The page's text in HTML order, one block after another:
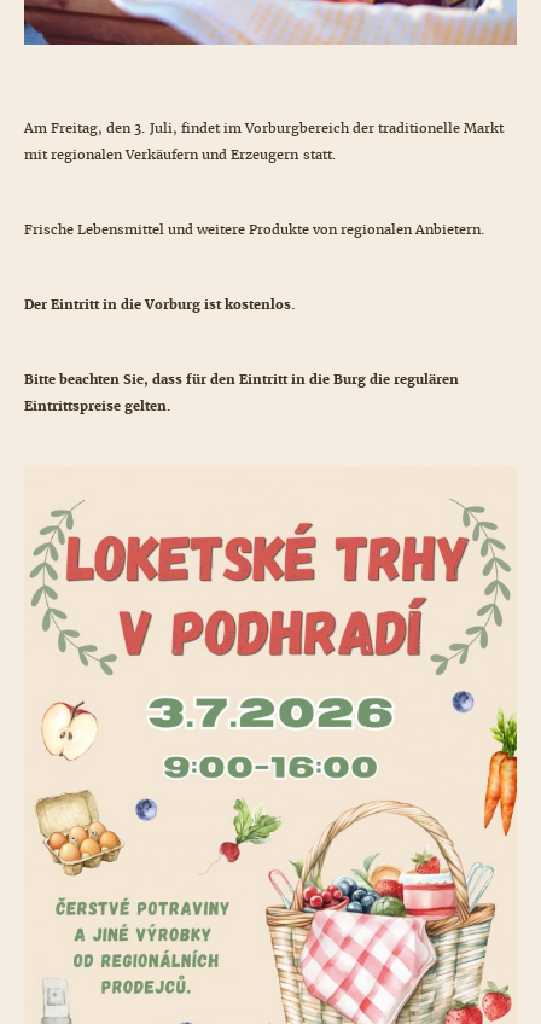
Am Freitag, den 3. Juli, findet im Vorburgbereich der traditionelle Markt
mit regionalen Verkäufern und Erzeugern statt.
Frische Lebensmittel und weitere Produkte von regionalen Anbietern.
Der Eintritt in die Vorburg ist kostenlos.
Bitte beachten Sie, dass für den Eintritt in die Burg die regulären
Eintrittspreise gelten.